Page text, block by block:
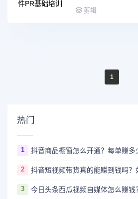
剪辑
1
热门
1 抖音商品橱窗怎么开通？每单赚多
2 抖音短视频带货真的能赚到钱吗？
3 今日头条西瓜视频自媒体怎么赚钱